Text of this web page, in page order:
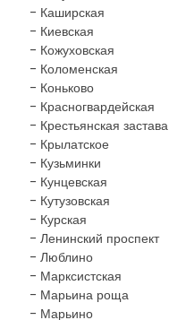
- Каширская
- Киевская
- Кожуховская
- Коломенская
- Коньково
- Красногвардейская
- Крестьянская застава
- Крылатское
- Кузьминки
- Кунцевская
- Кутузовская
- Курская
- Ленинский проспект
- Люблино
- Марксистская
- Марьина роща
- Марьино